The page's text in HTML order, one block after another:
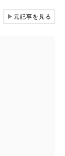
▶元記事を見る